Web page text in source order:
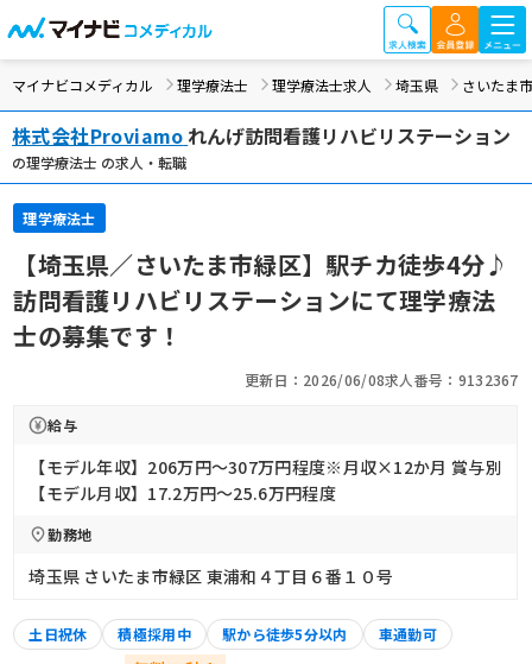
マイナビコメディカル 理学療法士 理学療法士求人 埼玉県 さいたま市
株式会社Proviamo れんげ訪問看護リハビリステーション
の理学療法士 の求人・転職
理学療法士
【埼玉県／さいたま市緑区】駅チカ徒歩4分♪
訪問看護リハビリステーションにて理学療法
士の募集です！
更新日：2026/06/08求人番号：9132367
給与
【モデル年収】206万円〜307万円程度※月収×12か月 賞与別
【モデル月収】17.2万円〜25.6万円程度
勤務地
埼玉県 さいたま市緑区 東浦和４丁目６番１０号
土日祝休 積極採用中 駅から徒歩5分以内 車通勤可